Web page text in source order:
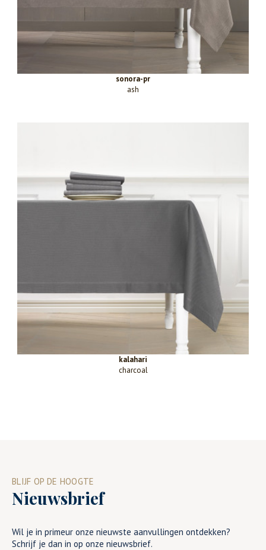
sonora-pr
ash
kalahari
charcoal
BLIJF OP DE HOOGTE
Nieuwsbrief
Wil je in primeur onze nieuwste aanvullingen ontdekken?
Schrijf je dan in op onze nieuwsbrief.